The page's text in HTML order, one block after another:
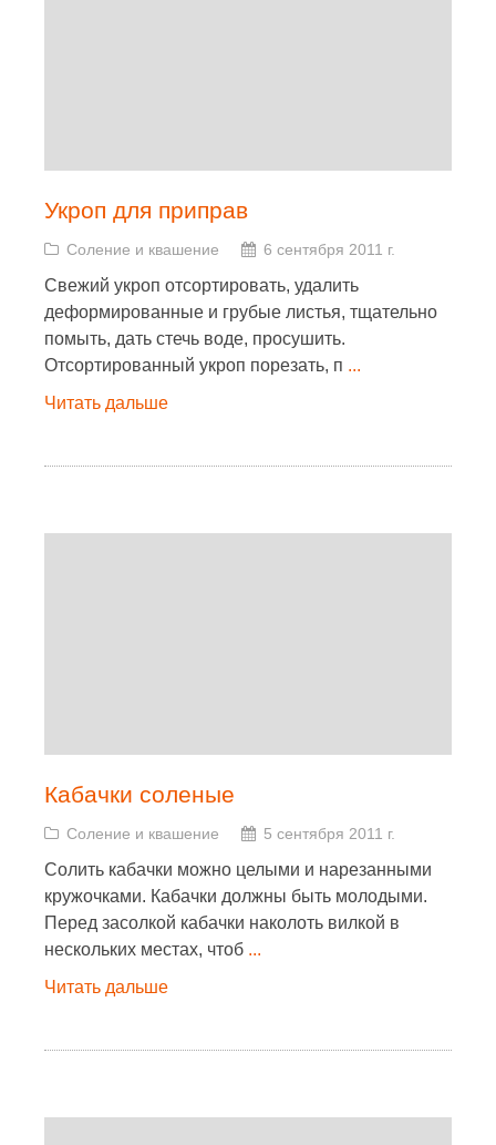
Укроп для приправ
Соление и квашение 6 сентября 2011 г.
Свежий укроп отсортировать, удалить
деформированные и грубые листья, тщательно
помыть, дать стечь воде, просушить.
Отсортированный укроп порезать, п ...
Читать дальше
Кабачки соленые
Соление и квашение 5 сентября 2011 г.
Солить кабачки можно целыми и нарезанными
кружочками. Кабачки должны быть молодыми.
Перед засолкой кабачки наколоть вилкой в
нескольких местах, чтоб ...
Читать дальше